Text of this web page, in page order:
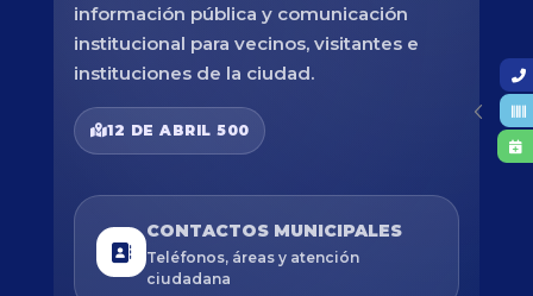
información pública y comunicación
institucional para vecinos, visitantes e
instituciones de la ciudad.
12 DE ABRIL 500
CONTACTOS MUNICIPALES
Teléfonos, áreas y atención
ciudadana